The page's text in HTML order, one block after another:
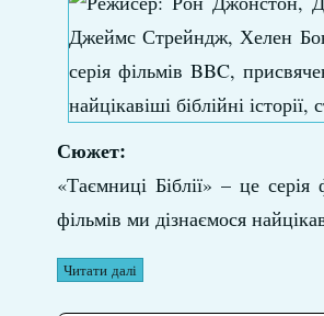
Сюжет:
«Таємниці Біблії» – це
фільмів ми дізнаємося
Читати далі